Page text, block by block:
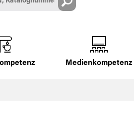
Medienkompetenz